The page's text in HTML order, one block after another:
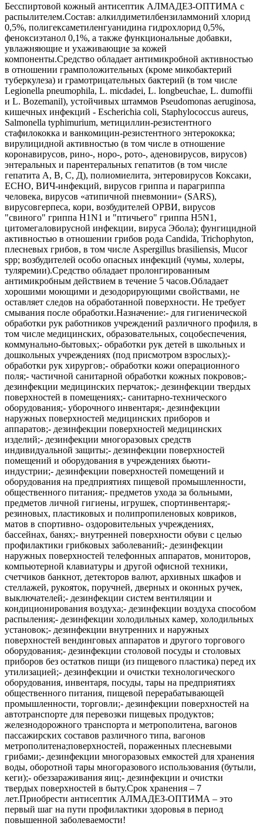
Бесспиртовой кожный антисептик АЛМАДЕЗ-ОПТИМА с
распылителем.Состав: алкилдиметилбензиламмоний хлорид
0,5%, полигексаметиленгуанидина гидрохлорид 0,5%,
феноксиэтанол 0,1%, а также функциональные добавки,
увлажняющие и ухаживающие за кожей
компоненты.Средство обладает антимикробной активностью
в отношении грамположительных (кроме микобактерий
туберкулеза) и грамотрицательных бактерий (в том числе
Legionella pneumophila, L. micdadei, L. longbeuchae, L. dumoffii
и L. Bozemanil), устойчивых штаммов Pseudomonas aeruginosa,
кишечных инфекций - Escherichia coli, Staphylococcus aureus,
Salmonella typhimurium, метициллин-резистентного
стафилококка и ванкомицин-резистентного энтерококка;
вирулицидной активностью (в том числе в отношение
коронавирусов, рино-, норо-, рото-, аденовирусов, вирусов)
энтеральных и парентеральных гепатитов (в том числе
гепатита А, В, С, Д), полиомиелита, энтеровирусов Коксаки,
ЕСНО, ВИЧ-инфекций, вирусов гриппа и парагриппа
человека, вирусов «атипичной пневмонии» (SARS),
вирусовгерпеса, кори, возбудителей ОРВИ, вирусов
"свиного" гриппа H1N1 и "птичьего" гриппа H5N1,
цитомегаловирусной инфекции, вируса Эбола); фунгицидной
активностью в отношении грибов рода Candida, Trichophyton,
плесневых грибов, в том числе Aspergillus brasiliensis, Mucor
spp; возбудителей особо опасных инфекций (чумы, холеры,
туляремии).Средство обладает пролонгированным
антимикробным действием в течение 5 часов.Обладает
хорошими моющими и дезодорирующими свойствами, не
оставляет следов на обработанной поверхности. Не требует
смывания после обработки.Назначение:- для гигиенической
обработки рук работников учреждений различного профиля, в
том числе медицинских, образовательных, соцобеспечения,
коммунально-бытовых;- обработки рук детей в школьных и
дошкольных учреждениях (под присмотром взрослых);-
обработки рук хирургов;- обработки кожи операционного
поля;- частичной санитарной обработки кожных покровов;-
дезинфекции медицинских перчаток;- дезинфекции твердых
поверхностей в помещениях;- санитарно-технического
оборудования;- уборочного инвентаря;- дезинфекции
наружных поверхностей медицинских приборов и
аппаратов;- дезинфекции поверхностей медицинских
изделий;- дезинфекции многоразовых средств
индивидуальной защиты;- дезинфекции поверхностей
помещений и оборудования в учреждениях бьюти-
индустрии;- дезинфекции поверхностей помещений и
оборудования на предприятиях пищевой промышленности,
общественного питания;- предметов ухода за больными,
предметов личной гигиены, игрушек, спортинвентаря;-
резиновых, пластиковых и полипропиленовых ковриков,
матов в спортивно- оздоровительных учреждениях,
бассейнах, банях;- внутренней поверхности обуви с целью
профилактики грибковых заболеваний;- дезинфекции
наружных поверхностей телефонных аппаратов, мониторов,
компьютерной клавиатуры и другой офисной техники,
счетчиков банкнот, детекторов валют, архивных шкафов и
стеллажей, рукояток, поручней, дверных и оконных ручек,
выключателей;- дезинфекции систем вентиляции и
кондиционирования воздуха;- дезинфекции воздуха способом
распыления;- дезинфекции холодильных камер, холодильных
установок;- дезинфекции внутренних и наружных
поверхностей вендинговых аппаратов и другого торгового
оборудования;- дезинфекции столовой посуды и столовых
приборов без остатков пищи (из пищевого пластика) перед их
утилизацией;- дезинфекции и очистки технологического
оборудования, инвентаря, посуды, тары на предприятиях
общественного питания, пищевой перерабатывающей
промышленности, торговли;- дезинфекции поверхностей на
автотранспорте для перевозки пищевых продуктов;
железнодорожного транспорта и метрополитена, вагонов
пассажирских составов различного типа, вагонов
метрополитена;поверхностей, пораженных плесневыми
грибами;- дезинфекции многоразовых емкостей для хранения
воды, оборотной тары многоразового использования (бутыли,
кеги);- обеззараживания яиц;- дезинфекции и очистки
твердых поверхностей в быту.Срок хранения – 7
лет.Приобрести антисептик АЛМАДЕЗ-ОПТИМА – это
первый шаг на пути профилактики здоровья в период
повышенной заболеваемости!